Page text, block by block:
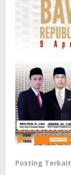
Posting Terkait